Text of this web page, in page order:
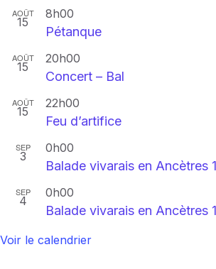
AOÛT
15
8h00
Pétanque
AOÛT
15
20h00
Concert – Bal
AOÛT
15
22h00
Feu d’artifice
SEP
3
0h00
Balade vivarais en Ancètres
SEP
4
0h00
Balade vivarais en Ancètres
Voir le calendrier